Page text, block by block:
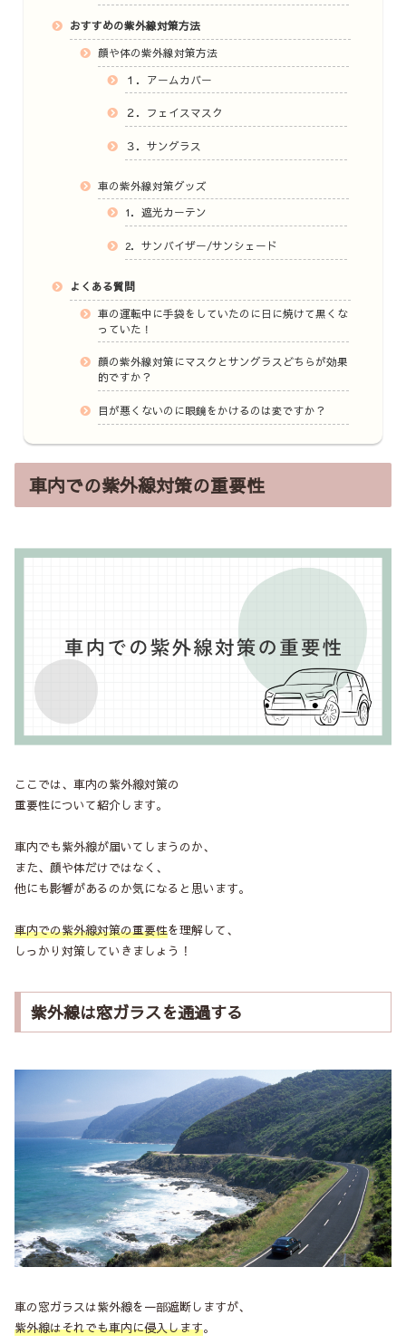
おすすめの紫外線対策方法
顔や体の紫外線対策方法
１．アームカバー
２．フェイスマスク
３．サングラス
車の紫外線対策グッズ
1．遮光カーテン
2．サンバイザー/サンシェード
よくある質問
車の運転中に手袋をしていたのに日に焼けて黒くな
っていた！
顔の紫外線対策にマスクとサングラスどちらが効果
的ですか？
目が悪くないのに眼鏡をかけるのは変ですか？
車内での紫外線対策の重要性
ここでは、車内の紫外線対策の
重要性について紹介します。
車内でも紫外線が届いてしまうのか、
また、顔や体だけではなく、
他にも影響があるのか気になると思います。
車内での紫外線対策の重要性を理解して、
しっかり対策していきましょう！
紫外線は窓ガラスを通過する
車の窓ガラスは紫外線を一部遮断しますが、
紫外線はそれでも車内に侵入します。